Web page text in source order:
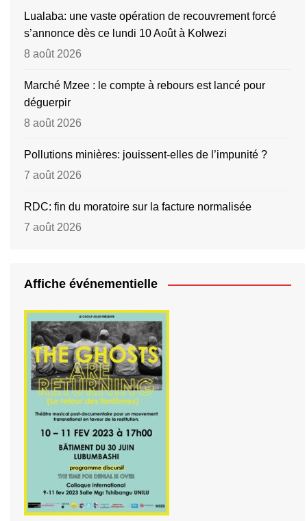
Lualaba: une vaste opération de recouvrement forcé
s’annonce dès ce lundi 10 Août à Kolwezi
8 août 2026
Marché Mzee : le compte à rebours est lancé pour
déguerpir
8 août 2026
Pollutions minières: jouissent-elles de l’impunité ?
7 août 2026
RDC: fin du moratoire sur la facture normalisée
7 août 2026
Affiche événementielle